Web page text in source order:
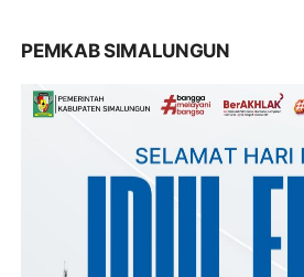
PEMKAB SIMALUNGUN